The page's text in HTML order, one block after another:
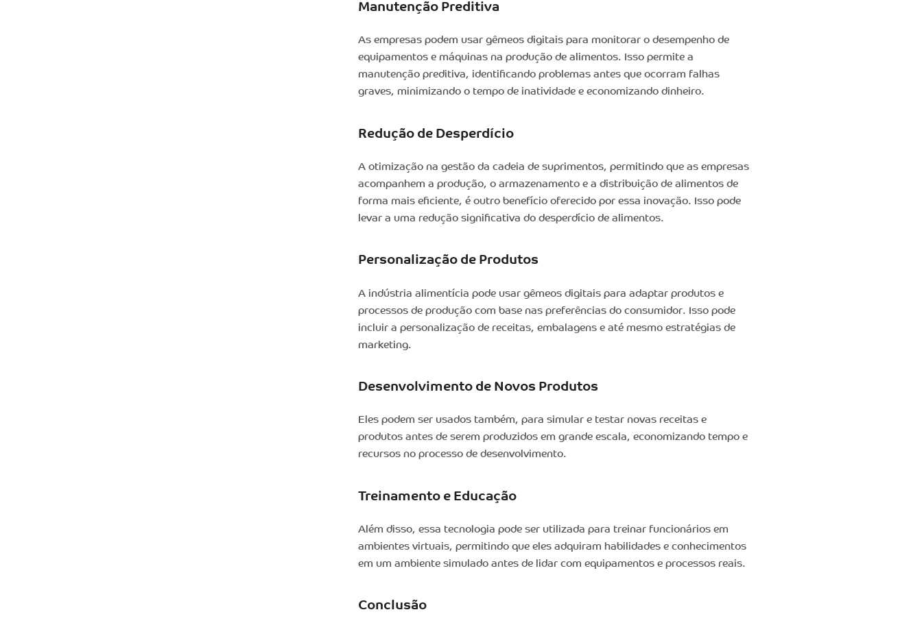
Manutenção Preditiva
As empresas podem usar gêmeos digitais para monitorar o desempenho de
equipamentos e máquinas na produção de alimentos. Isso permite a
manutenção preditiva, identificando problemas antes que ocorram falhas
graves, minimizando o tempo de inatividade e economizando dinheiro.
Redução de Desperdício
A otimização na gestão da cadeia de suprimentos, permitindo que as empresas
acompanhem a produção, o armazenamento e a distribuição de alimentos de
forma mais eficiente, é outro benefício oferecido por essa inovação. Isso pode
levar a uma redução significativa do desperdício de alimentos.
Personalização de Produtos
A indústria alimentícia pode usar gêmeos digitais para adaptar produtos e
processos de produção com base nas preferências do consumidor. Isso pode
incluir a personalização de receitas, embalagens e até mesmo estratégias de
marketing.
Desenvolvimento de Novos Produtos
Eles podem ser usados também, para simular e testar novas receitas e
produtos antes de serem produzidos em grande escala, economizando tempo e
recursos no processo de desenvolvimento.
Treinamento e Educação
Além disso, essa tecnologia pode ser utilizada para treinar funcionários em
ambientes virtuais, permitindo que eles adquiram habilidades e conhecimentos
em um ambiente simulado antes de lidar com equipamentos e processos reais.
Conclusão